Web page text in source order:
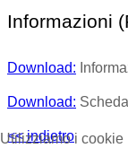
Informazioni
Download:
Download:
<< indietro
Utilizziamo i cookie